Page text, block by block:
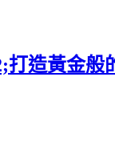
打造黃金般